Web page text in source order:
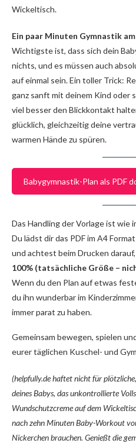
Wickeltisch.
Ein paar Minuten Gymnastik
Wichtigste ist, dass sich dein
nichts, und es müssen auch
auf einmal sein. Ein toller Trick:
ganz sanft mit deinem Kind oder
viel besser den Blickkontakt
glücklich, gleichzeitig deine
warmen Hände zu spüren.
Babygymnastik-Plan als PDF
Das Handling der Vorlage ist wie
Du lädst dir das PDF im A4
und achtest beim Drucken
100% (tatsächliche Größe –
Wenn du den Plan auf etwas
du ihn wunderbar im
immer parat zu haben.
Gemeinsam bewegen, spielen
eurer täglichen Kuschel- und
(helpfully.de haftet nicht für
deines Babys, das unkontrollierte
Wundschutzcreme auf dem
nach zehn Minuten Baby-Workout
Nickerchen brauchen. Genießt die